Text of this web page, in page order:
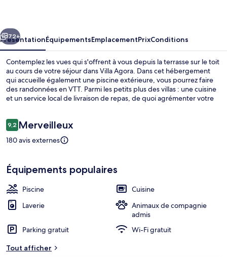
Suivant
72+
PrésentationÉquipementsEmplacementPrixConditions
Contemplez les vues qui s'offrent à vous depuis la terrasse sur le toit
au cours de votre séjour dans Villa Agora. Dans cet hébergement
qui accueille également une piscine extérieure, vous pourrez faire
des randonnées en VTT. Parmi les petits plus des villas : une cuisine
et un service local de livraison de repas, de quoi agrémenter votre
Avis
voyageurs
9,29,2 sur 10
Merveilleux
180 avis externes
Équipements populaires
Piscine
Cuisine
Laverie
Animaux de compagnie
admis
Parking gratuit
Wi-Fi gratuit
Tout afficher